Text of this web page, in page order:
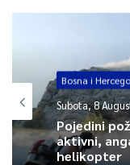
Bosna i
Subota, 8
Pojedini
aktivni,
helikopter